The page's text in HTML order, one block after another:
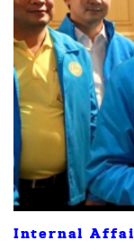
Internal